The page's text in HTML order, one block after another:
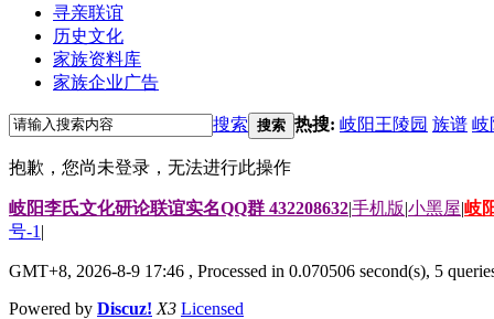
寻亲联谊
历史文化
家族资料库
家族企业广告
搜索 搜索 热搜: 岐阳王陵园 族谱 岐
抱歉，您尚未登录，无法进行此操作
岐阳李氏文化研论联谊实名QQ群 432208632|手机版|小黑屋|岐
号-1 |
GMT+8, 2026-8-9 17:46 , Processed in 0.070506 second(s), 5
Powered by Discuz! X3 Licensed